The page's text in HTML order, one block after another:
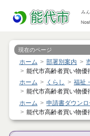
現在のページ
ホーム 部署別案内
能代市高齢者買い物優
ホーム
くらし 福祉
能代市高齢者買い物優
ホーム
申請書ダウンロ
能代市高齢者買い物優